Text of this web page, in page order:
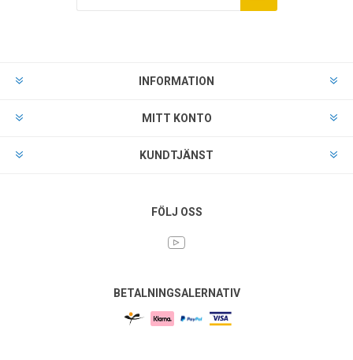
INFORMATION
MITT KONTO
KUNDTJÄNST
FÖLJ OSS
BETALNINGSALERNATIV